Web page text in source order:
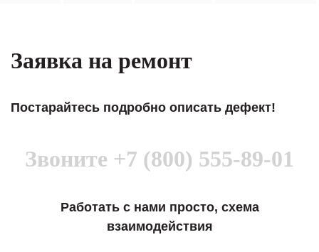
Заявка на ремонт
Постарайтесь подробно описать дефект!
Звоните +7 (800) 555-89-01
Работать с нами просто, схема
взаимодействия